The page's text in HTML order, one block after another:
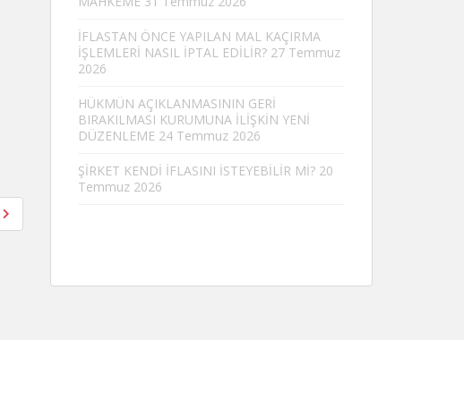
İFLASTAN ÖNCE YAPILAN MAL KAÇIRMA
İŞLEMLERİ NASIL İPTAL EDİLİR? 27 Temmuz
2026
HÜKMÜN AÇIKLANMASININ GERİ
BIRAKILMASI KURUMUNA İLİŞKİN YENİ
DÜZENLEME 24 Temmuz 2026
ŞİRKET KENDİ İFLASINI İSTEYEBİLİR Mİ? 20
Temmuz 2026